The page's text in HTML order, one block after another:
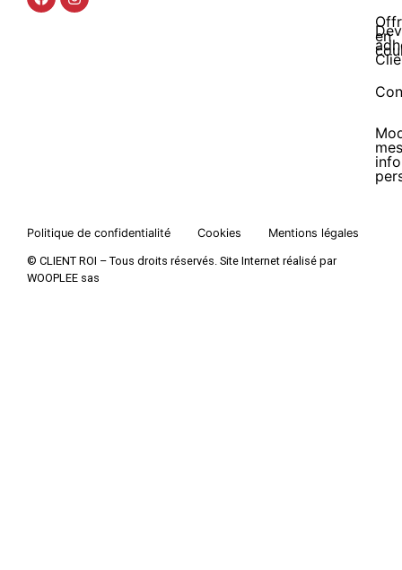
en
mes
Politique de confidentialité Cookies Mentions légales
© CLIENT ROI – Tous droits réservés. Site Internet réalisé par
WOOPLEE sas